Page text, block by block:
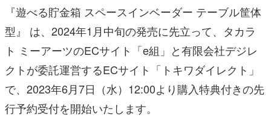
『遊べる貯金箱 スペースインベーダー テーブル筐体
型』 は、2024年1月中旬の発売に先立って、タカラ
ト ミーアーツのECサイト「e組」と有限会社デジレ
クトが委託運営するECサイト「トキワダイレクト」
で、2023年6月7日（水）12:00より購入特典付きの先
行予約受付を開始いたします。